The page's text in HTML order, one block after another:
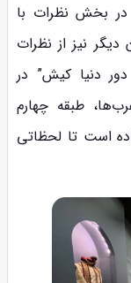
در بخش نظرات با
دیگر نیز از نظرات
دنیا کیش” در
طبقه چهارم
است تا لحظاتی